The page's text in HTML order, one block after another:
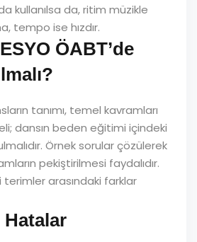
kullanılsa da, ritim müzikle
tempo ise hızdır.
ÖABT’de
tanımı, temel kavramları
dansın beden eğitimi içindeki
Örnek sorular çözülerek
pekiştirilmesi faydalıdır.
terimler arasındaki farklar
Hatalar